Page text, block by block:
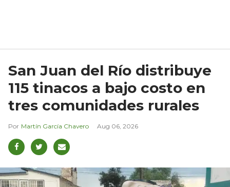
San Juan del Río distribuye
115 tinacos a bajo costo en
tres comunidades rurales
Martín García Chavero Aug 06, 2026